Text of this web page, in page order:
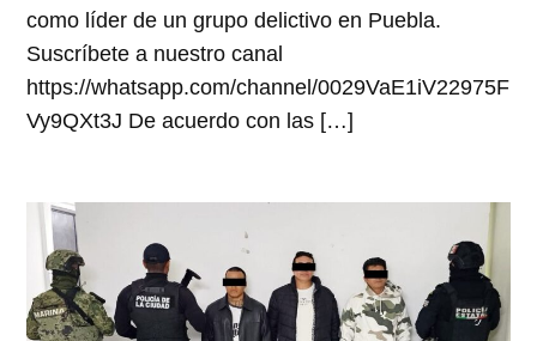
como líder de un grupo delictivo en Puebla.
Suscríbete a nuestro canal
https://whatsapp.com/channel/0029VaE1iV22975F
Vy9QXt3J De acuerdo con las […]